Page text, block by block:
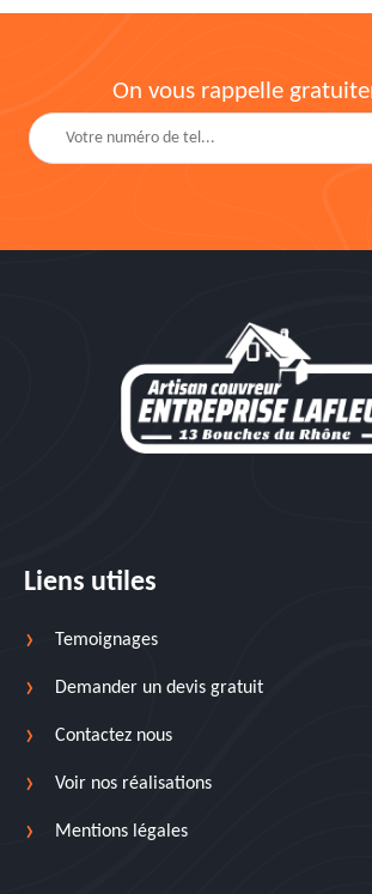
On vous rappelle
Liens utiles
Temoignages
Demander un devis gratuit
Contactez nous
Voir nos réalisations
Mentions légales